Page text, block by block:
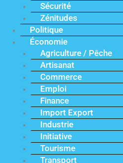
Sécurité
Zénitudes
Politique
Économie
Agriculture / Pêche
Artisanat
Commerce
Emploi
Finance
Import Export
Industrie
Initiative
Tourisme
Transport